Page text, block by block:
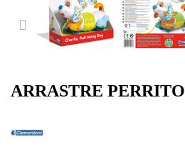
ARRASTRE PERRITO
PREVIOUS